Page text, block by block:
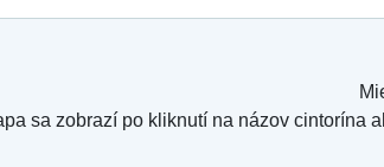
sa zobrazí po kliknutí na názov cintorína